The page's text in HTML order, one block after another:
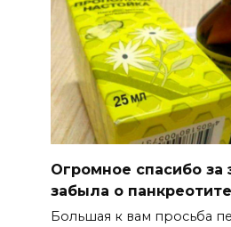
Огромное спасибо за
забыла о
Большая к вам просьба